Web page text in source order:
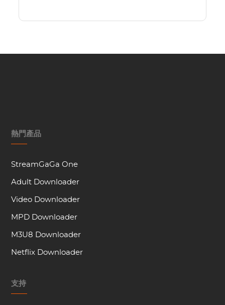
熱門產品
StreamGaGa One
Adult Downloader
Video Downloader
MPD Downloader
M3U8 Downloader
Netflix Downloader
支持